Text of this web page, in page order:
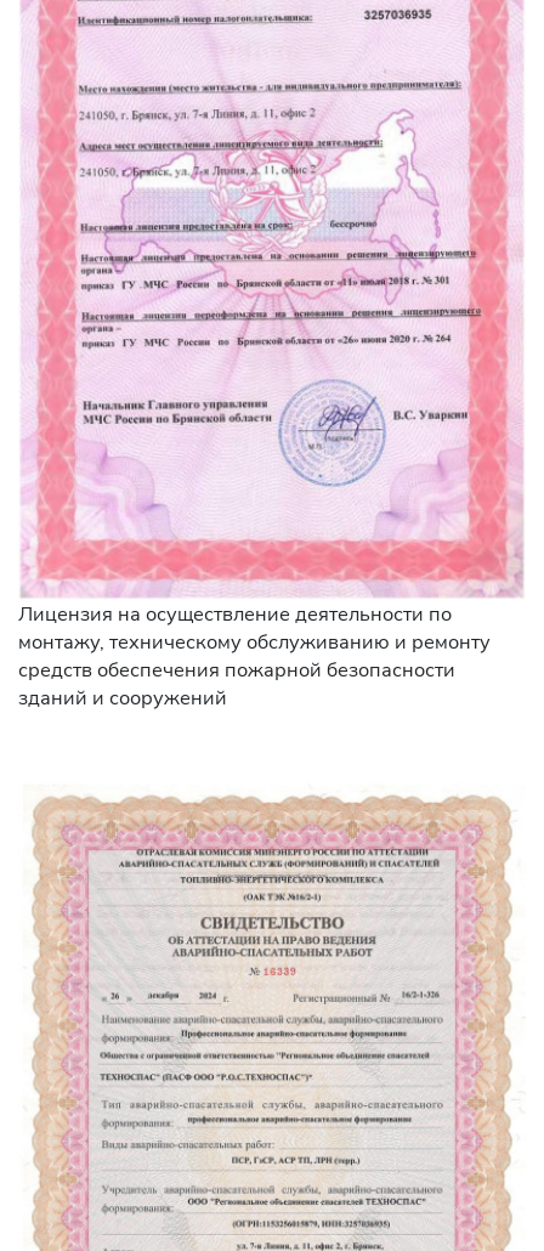
Лицензия на осуществление деятельности по
монтажу, техническому обслуживанию и ремонту
средств обеспечения пожарной безопасности
зданий и сооружений